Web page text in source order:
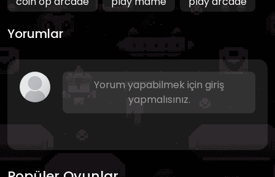
Yorumlar
Yorum yapabilmek için giriş
yapmalısınız.